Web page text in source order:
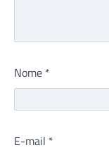
Nome *
E-mail *